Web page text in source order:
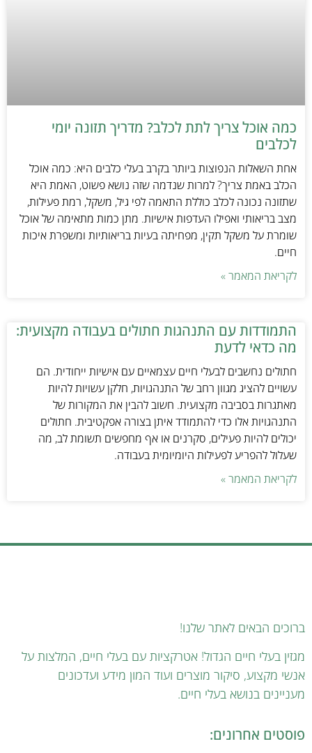
כמה אוכל צריך לתת לכלב? מדריך תזונה יומי
לכלבים
אחת השאלות הנפוצות ביותר בקרב בעלי כלבים היא: כמה אוכל
הכלב באמת צריך? למרות שנדמה שזה נושא פשוט, האמת היא
שתזונה נכונה לכלב כוללת התאמה לפי גיל, משקל, רמת פעילות,
מצב בריאותי ואפילו העדפות אישיות. מתן כמות מתאימה של אוכל
שומרת על משקל תקין, מפחיתה בעיות בריאותיות ומשפרת איכות
חיים.
לקריאת המאמר »
התמודדות עם התנהגות חתולים בעבודה מקצועית:
מה כדאי לדעת
חתולים נחשבים לבעלי חיים עצמאיים עם אישיות ייחודית. הם
עשויים להציג מגוון רחב של התנהגויות, חלקן עשויות להיות
מאתגרות בסביבה מקצועית. חשוב להבין את המקורות של
התנהגויות אלו כדי להתמודד איתן בצורה אפקטיבית. חתולים
יכולים להיות פעילים, סקרנים או אף מחפשים תשומת לב, מה
שעלול להפריע לפעילות היומיומית בעבודה.
לקריאת המאמר »
ברוכים הבאים לאתר שלנו!
מגזין בעלי חיים הגדול! אטרקציות עם בעלי חיים, המלצות על
אנשי מקצוע, סיקור מוצרים ועוד המון מידע ועדכונים
מעניינים בנושא בעלי חיים.
פוסטים אחרונים: